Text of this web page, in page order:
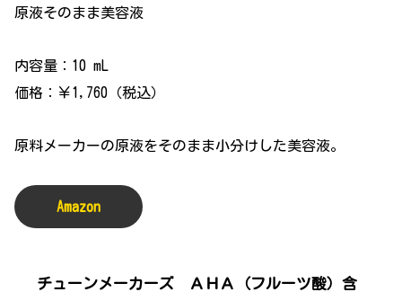
原液そのまま美容液
内容量：10 mL
価格：￥1,760（税込）
原料メーカーの原液をそのまま小分けした美容液。
Amazon
チューンメーカーズ ＡＨＡ（フルーツ酸）含